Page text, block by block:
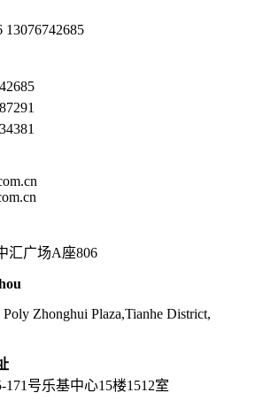
汇广场A座806
Zhonghui Plaza,Tianhe District,
号乐基中心15楼1512室